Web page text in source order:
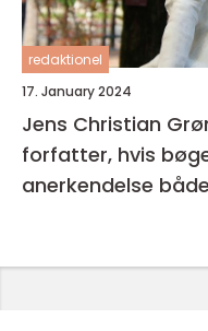
redaktionel
17. January 2024
Jens Christian
forfatter, hvis
anerkendelse